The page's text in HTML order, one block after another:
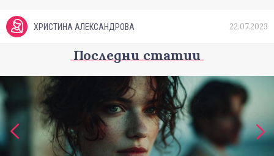
ХРИСТИНА АЛЕКСАНДРОВА 22.07.2023
Последни статии